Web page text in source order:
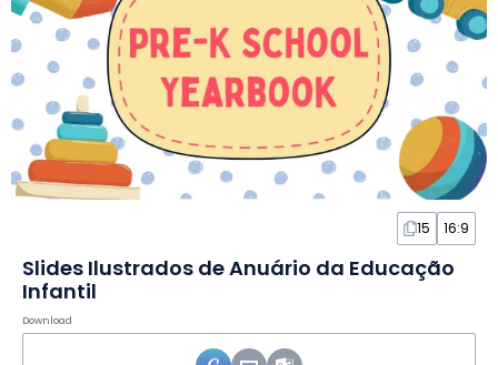
15 16:9
Slides Ilustrados de Anuário da Educação
Infantil
Download